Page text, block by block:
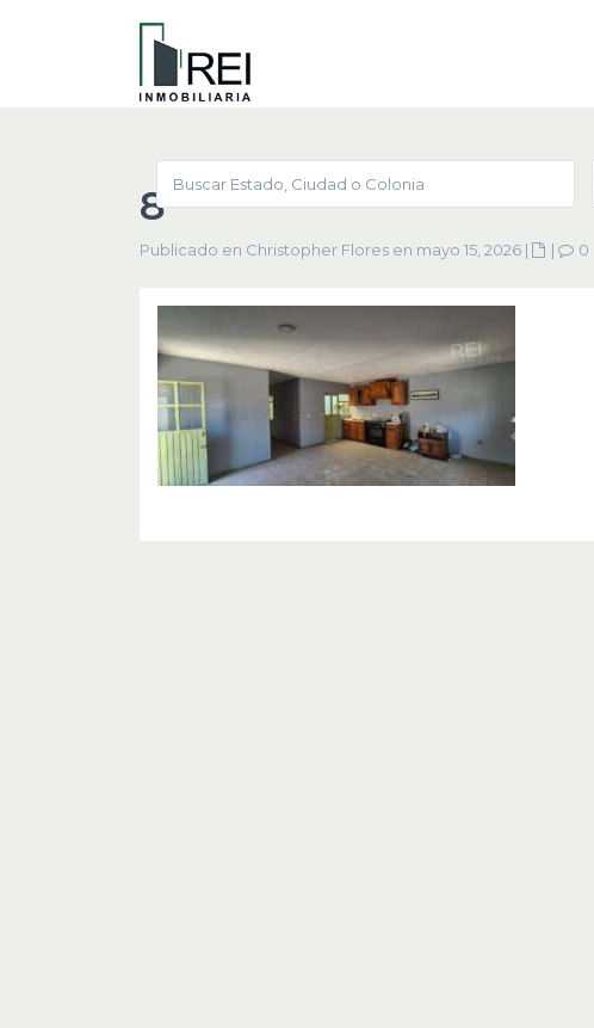
8
Publicado en Christopher Flores en mayo 15, 2026 | | 0